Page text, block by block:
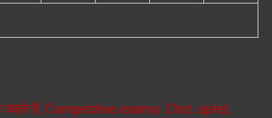
कहते हैं, Competitive exams. Ctet, uptet,